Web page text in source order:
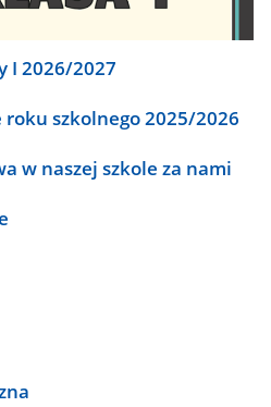
I 2026/2027
szkolnego 2025/2026
w naszej szkole za nami